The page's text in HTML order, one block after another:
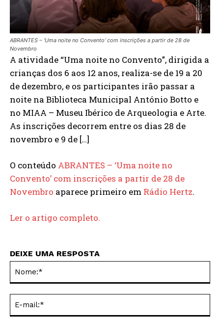
ABRANTES – ‘Uma noite no Convento’ com inscrições a partir de 28 de
Novembro
A atividade “Uma noite no Convento”, dirigida a
crianças dos 6 aos 12 anos, realiza-se de 19 a 20
de dezembro, e os participantes irão passar a
noite na Biblioteca Municipal António Botto e
no MIAA – Museu Ibérico de Arqueologia e Arte.
As inscrições decorrem entre os dias 28 de
novembro e 9 de […]
O conteúdo ABRANTES – ‘Uma noite no
Convento’ com inscrições a partir de 28 de
Novembro aparece primeiro em Rádio Hertz.
Ler o artigo completo.
DEIXE UMA RESPOSTA